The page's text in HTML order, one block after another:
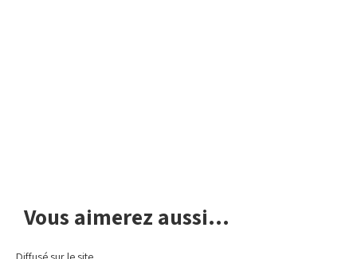
Vous aimerez aussi...